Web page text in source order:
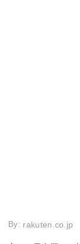
By: rakuten.co.jp